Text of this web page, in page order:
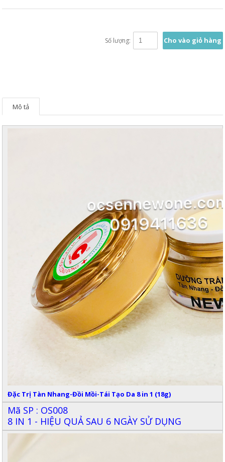
Cho vào giỏ hàng
Số lượng:
Mô tả
Đặc Trị Tàn Nhang-Đồi Mồi-Tái Tạo Da 8 in 1 (18g)
Mã SP : OS008
8 IN 1 - HIỆU QUẢ SAU 6 NGÀY SỬ DỤNG